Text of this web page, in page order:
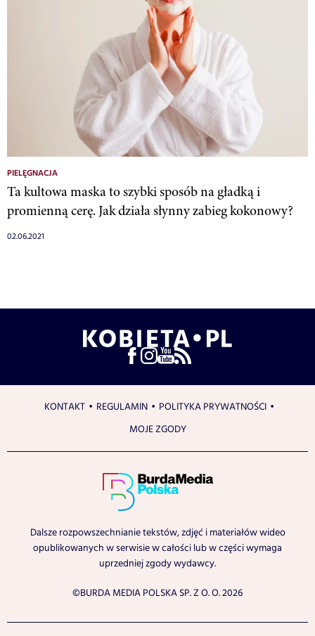
PIELĘGNACJA
Ta kultowa maska to szybki sposób na gładką i
promienną cerę. Jak działa słynny zabieg kokonowy?
02.06.2021
KONTAKT REGULAMIN
POLITYKA PRYWATNOŚCI
MOJE ZGODY
Dalsze rozpowszechnianie tekstów, zdjęć i materiałów wideo
opublikowanych w serwisie w całości lub w części wymaga
uprzedniej zgody wydawcy.
©BURDA MEDIA POLSKA SP. Z O. O. 2026